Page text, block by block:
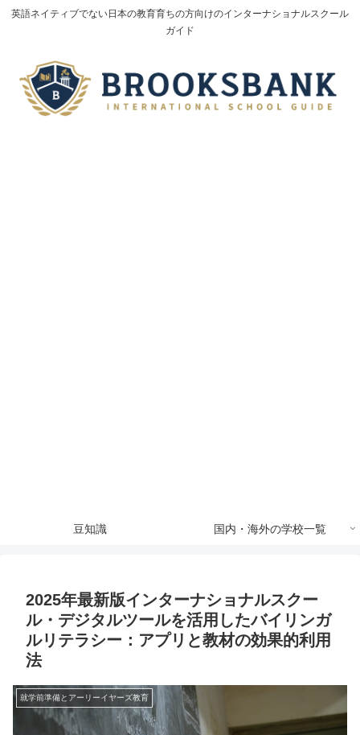
英語ネイティブでない日本の教育育ちの方向けのインターナショナルスクール
ガイド
豆知識 国内・海外の学校一覧
2025年最新版インターナショナルスクー
ル・デジタルツールを活用したバイリンガ
ルリテラシー：アプリと教材の効果的利用
法
就学前準備とアーリーイヤーズ教育